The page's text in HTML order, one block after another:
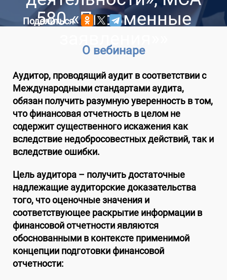
580 «Письменные
Поделиться
О вебинаре
Аудитор, проводящий аудит в соответствии с
Международными стандартами аудита,
обязан получить разумную уверенность в том,
что финансовая отчетность в целом не
содержит существенного искажения как
вследствие недобросовестных действий, так и
вследствие ошибки.
Цель аудитора – получить достаточные
надлежащие аудиторские доказательства
того, что оценочные значения и
соответствующее раскрытие информации в
финансовой отчетности являются
обоснованными в контексте применимой
концепции подготовки финансовой
отчетности: